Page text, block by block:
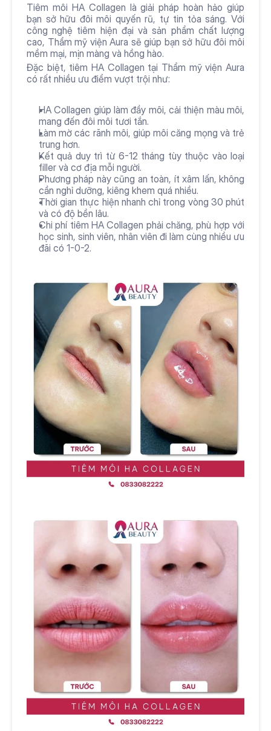
Tiêm môi HA Collagen là giải pháp hoàn hảo giúp
bạn sở hữu đôi môi quyến rũ, tự tin tỏa sáng. Với
công nghệ tiêm hiện đại và sản phẩm chất lượng
cao, Thẩm mỹ viện Aura sẽ giúp bạn sở hữu đôi môi
mềm mại, mịn màng và hồng hào.
Đặc biệt, tiêm HA Collagen tại Thẩm mỹ viện Aura
có rất nhiều ưu điểm vượt trội như:
HA Collagen giúp làm đầy môi, cải thiện màu môi,
mang đến đôi môi tươi tắn.
Làm mờ các rãnh môi, giúp môi căng mọng và trẻ
trung hơn.
Kết quả duy trì từ 6-12 tháng tùy thuộc vào loại
filler và cơ địa mỗi người.
Phương pháp này cũng an toàn, ít xâm lấn, không
cần nghỉ dưỡng, kiêng khem quá nhiều.
Thời gian thực hiện nhanh chỉ trong vòng 30 phút
và có độ bền lâu.
Chi phí tiêm HA Collagen phải chăng, phù hợp với
học sinh, sinh viên, nhân viên đi làm cùng nhiều ưu
đãi có 1-0-2.